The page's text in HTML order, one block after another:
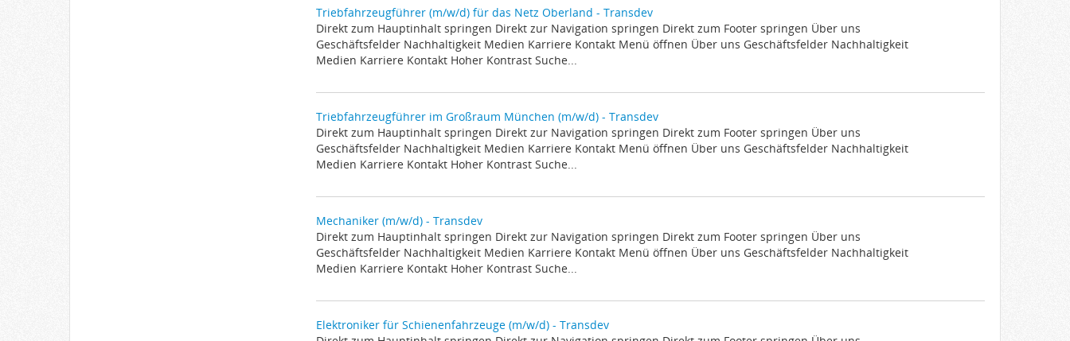
Triebfahrzeugführer (m/w/d) für das Netz Oberland - Transdev
Direkt zum Hauptinhalt springen Direkt zur Navigation springen Direkt zum Footer springen Über uns
Geschäftsfelder Nachhaltigkeit Medien Karriere Kontakt Menü öffnen Über uns Geschäftsfelder Nachhaltigkeit
Medien Karriere Kontakt Hoher Kontrast Suche...
Triebfahrzeugführer im Großraum München (m/w/d) - Transdev
Direkt zum Hauptinhalt springen Direkt zur Navigation springen Direkt zum Footer springen Über uns
Geschäftsfelder Nachhaltigkeit Medien Karriere Kontakt Menü öffnen Über uns Geschäftsfelder Nachhaltigkeit
Medien Karriere Kontakt Hoher Kontrast Suche...
Mechaniker (m/w/d) - Transdev
Direkt zum Hauptinhalt springen Direkt zur Navigation springen Direkt zum Footer springen Über uns
Geschäftsfelder Nachhaltigkeit Medien Karriere Kontakt Menü öffnen Über uns Geschäftsfelder Nachhaltigkeit
Medien Karriere Kontakt Hoher Kontrast Suche...
Elektroniker für Schienenfahrzeuge (m/w/d) - Transdev